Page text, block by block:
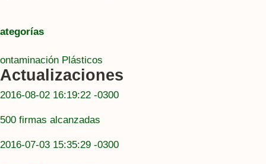
Plásticos
Actualizaciones
2016-08-02 16:19:22 -0300
500 firmas alcanzadas
2016-07-03 15:35:29 -0300